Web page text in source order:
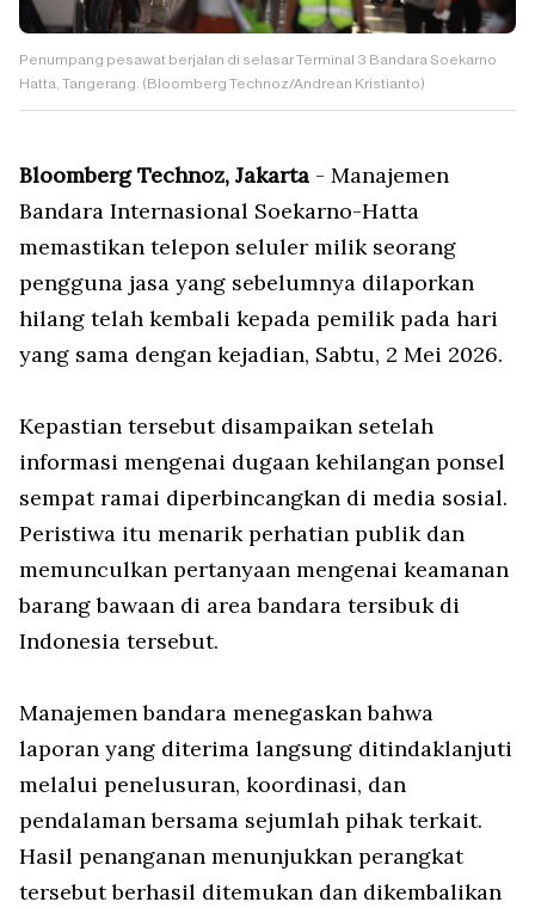
Penumpang pesawat berjalan di selasar Terminal 3 Bandara Soekarno
Hatta, Tangerang. (Bloomberg Technoz/Andrean Kristianto)
Bloomberg Technoz, Jakarta - Manajemen
Bandara Internasional Soekarno-Hatta
memastikan telepon seluler milik seorang
pengguna jasa yang sebelumnya dilaporkan
hilang telah kembali kepada pemilik pada hari
yang sama dengan kejadian, Sabtu, 2 Mei 2026.
Kepastian tersebut disampaikan setelah
informasi mengenai dugaan kehilangan ponsel
sempat ramai diperbincangkan di media sosial.
Peristiwa itu menarik perhatian publik dan
memunculkan pertanyaan mengenai keamanan
barang bawaan di area bandara tersibuk di
Indonesia tersebut.
Manajemen bandara menegaskan bahwa
laporan yang diterima langsung ditindaklanjuti
melalui penelusuran, koordinasi, dan
pendalaman bersama sejumlah pihak terkait.
Hasil penanganan menunjukkan perangkat
tersebut berhasil ditemukan dan dikembalikan